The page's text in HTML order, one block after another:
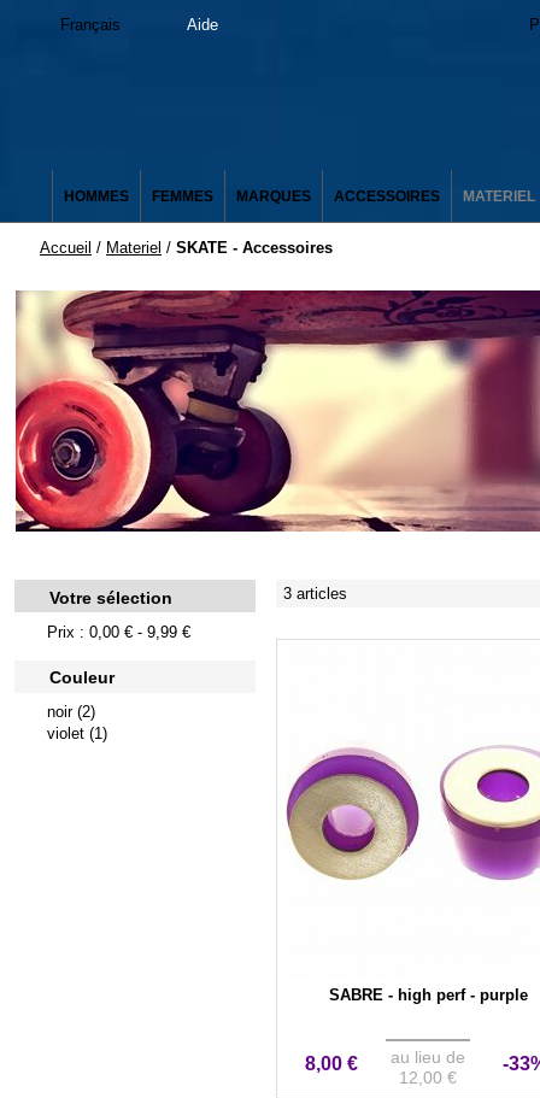
Français Aide
HOMMES FEMMES MARQUES ACCESSOIRES MATERIEL
Accueil / Materiel / SKATE - Accessoires
Votre sélection
Prix : 0,00 € - 9,99 €
Couleur
noir (2)
violet (1)
3 articles
SABRE - high perf - purple
8,00 €
au lieu de
12,00 €
-